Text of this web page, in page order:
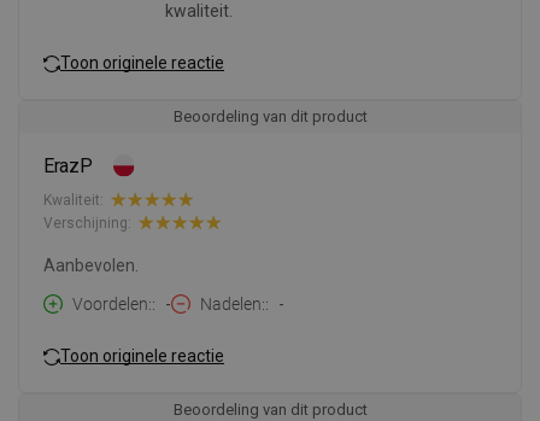
kwaliteit.
Toon originele reactie
Beoordeling van dit product
ErazP
Kwaliteit:
Verschijning:
Aanbevolen.
Voordelen:
- Nadelen: -
Toon originele reactie
Beoordeling van dit product